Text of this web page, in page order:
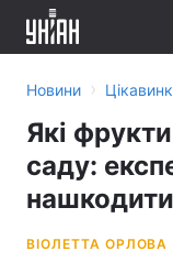
Новини ›
Які
саду:
ВІОЛЕТТА ОРЛОВА